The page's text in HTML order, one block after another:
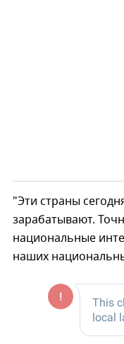
"Эти страны
зарабатывают.
национальные
наших